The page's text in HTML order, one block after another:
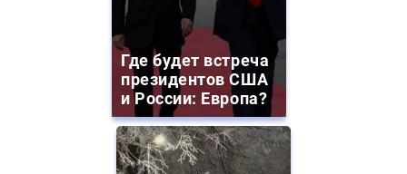
Где будет встреча
президентов США
и России: Европа?